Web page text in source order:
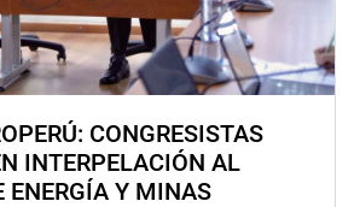
CONGRESISTAS
INTERPELACIÓN AL
ENERGÍA Y MINAS